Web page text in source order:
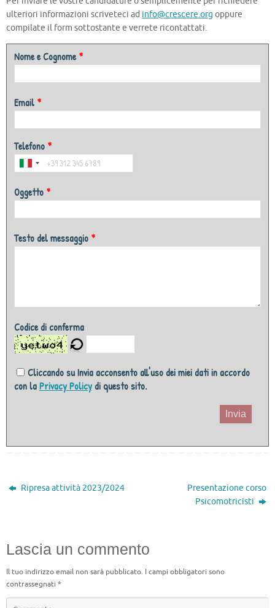
ulteriori informazioni scriveteci ad info@crescere.org oppure
compilate il form sottostante e verrete ricontattati.
Nome e Cognome *
Email *
Telefono *
Oggetto *
Testo del messaggio *
Codice di conferma
Cliccando su Invia acconsento all'uso dei miei dati in accordo
con laPrivacy Policydi questo sito.
Invia
Ripresa attività 2023/2024
Presentazione corso
Psicomotricisti
Lascia un commento
Il tuo indirizzo email non sarà pubblicato. I campi obbligatori sono
contrassegnati *